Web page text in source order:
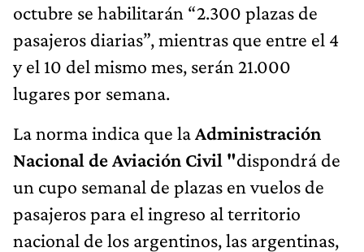
octubre se habilitarán “2.300 plazas de
pasajeros diarias”, mientras que entre el 4
y el 10 del mismo mes, serán 21.000
lugares por semana.
La norma indica que laAdministración
Nacional de Aviación Civil "dispondrá de
un cupo semanal de plazas en vuelos de
pasajeros para el ingreso al territorio
nacional de los argentinos, las argentinas,